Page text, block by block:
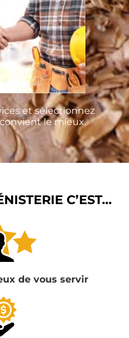
et sélectionnez
le mieux.
C’EST…
de vous servir